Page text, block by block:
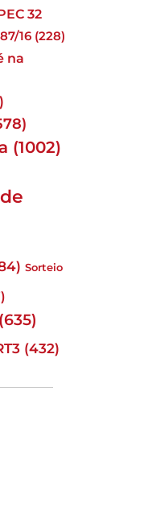
32
16 (228)
na
(1002)
Sorteio
(635)
(432)